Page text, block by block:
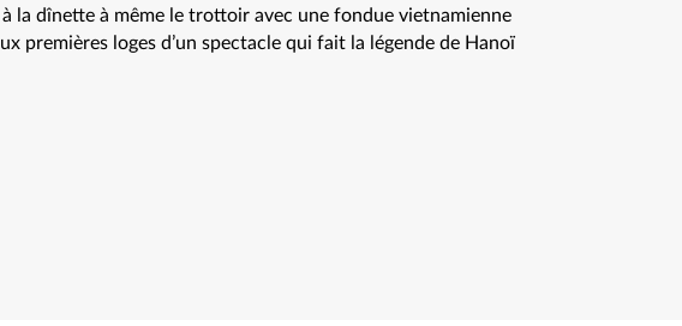
la dînette à même le trottoir avec une fondue vietnamienne
premières loges d’un spectacle qui fait la légende de Hanoï